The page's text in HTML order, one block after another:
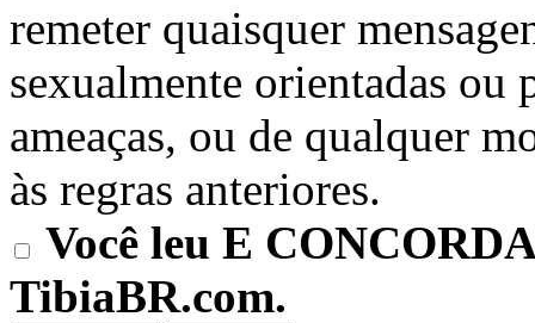
remeter quaisquer
sexualmente orientadas ou
ameaças, ou de qualquer
às regras anteriores.
Você leu E
TibiaBR.com.